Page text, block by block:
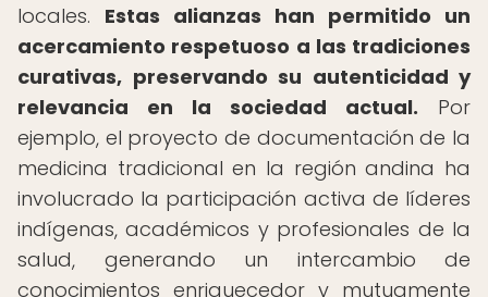
locales. Estas alianzas han permitido un
acercamiento respetuoso a las tradiciones
curativas, preservando su autenticidad y
relevancia en la sociedad actual. Por
ejemplo, el proyecto de documentación de la
medicina tradicional en la región andina ha
involucrado la participación activa de líderes
indígenas, académicos y profesionales de la
salud, generando un intercambio de
conocimientos enriquecedor y mutuamente